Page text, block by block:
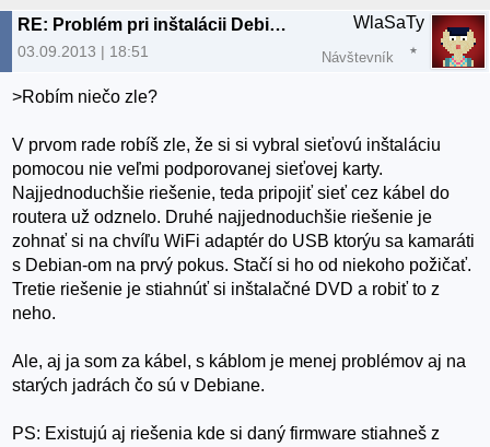
RE: Problém pri inštalácii Debian 7.1.0
03.09.2013 | 18:51
WlaSaTy
Návštevník
>Robím niečo zle?
V prvom rade robíš zle, že si si vybral sieťovú inštaláciu
pomocou nie veľmi podporovanej sieťovej karty.
Najjednoduchšie riešenie, teda pripojiť sieť cez kábel do
routera už odznelo. Druhé najjednoduchšie riešenie je
zohnať si na chvíľu WiFi adaptér do USB ktorýu sa kamaráti
s Debian-om na prvý pokus. Stačí si ho od niekoho požičať.
Tretie riešenie je stiahnúť si inštalačné DVD a robiť to z
neho.
Ale, aj ja som za kábel, s káblom je menej problémov aj na
starých jadrách čo sú v Debiane.
PS: Existujú aj riešenia kde si daný firmware stiahneš z